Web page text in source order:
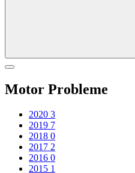
Motor Probleme
2020 3
2019 7
2018 0
2017 2
2016 0
2015 1